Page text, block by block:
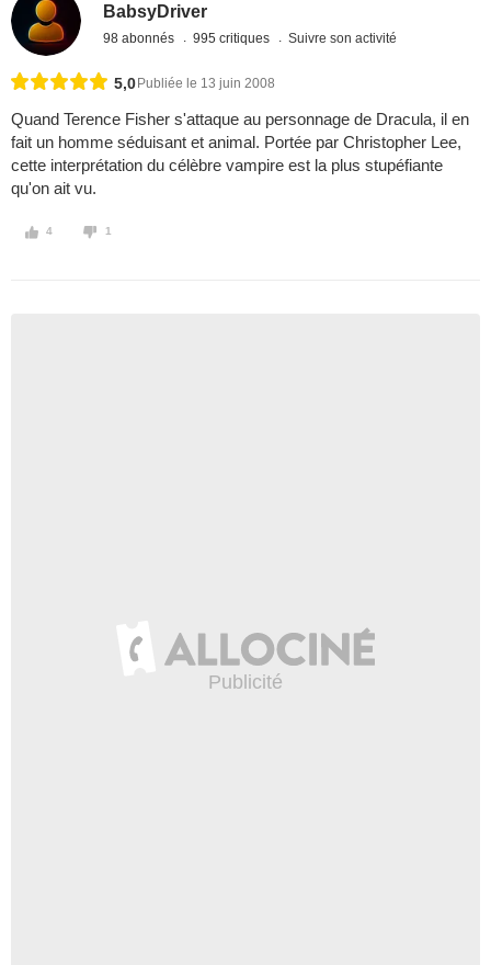
BabsyDriver
98 abonnés 995 critiques Suivre son activité
5,0 Publiée le 13 juin 2008
Quand Terence Fisher s'attaque au personnage de Dracula, il en
fait un homme séduisant et animal. Portée par Christopher Lee,
cette interprétation du célèbre vampire est la plus stupéfiante
qu'on ait vu.
4 1